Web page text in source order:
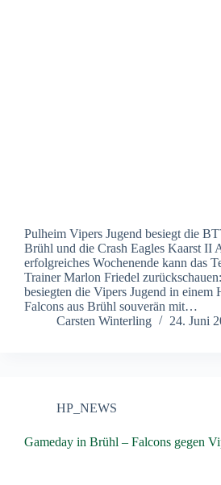
Pulheim Vipers Jugend besiegt die
Brühl und die Crash Eagles Kaarst II
erfolgreiches Wochenende kann das
Trainer Marlon Friedel
besiegten die Vipers Jugend in einem
Falcons aus Brühl souverän mit…
Carsten Winterling
24. Juni
HP_NEWS
Gameday in Brühl – Falcons gegen